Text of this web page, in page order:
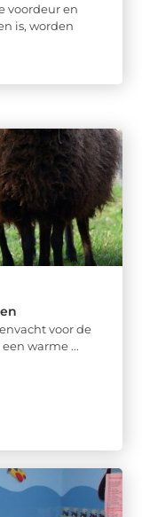
voordeur en
is, worden
voor de
warme ...